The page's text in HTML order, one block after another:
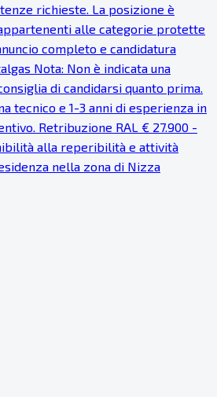
richieste. La posizione è
alle categorie protette
completo e candidatura
Nota: Non è indicata una
di candidarsi quanto prima.
tecnico e 1-3 anni di esperienza in
Retribuzione RAL € 27.900 -
alla reperibilità e attività
nella zona di Nizza